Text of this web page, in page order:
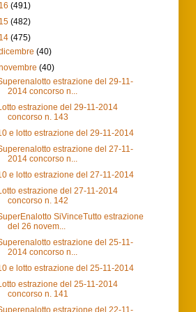
(491)
(482)
(475)
(40)
(40)
estrazione del 29-11-
2014 concorso n...
estrazione del 29-11-2014
concorso n. 143
e lotto estrazione del 29-11-2014
estrazione del 27-11-
2014 concorso n...
e lotto estrazione del 27-11-2014
estrazione del 27-11-2014
concorso n. 142
SiVinceTutto estrazione
del 26 novem...
estrazione del 25-11-
2014 concorso n...
e lotto estrazione del 25-11-2014
estrazione del 25-11-2014
concorso n. 141